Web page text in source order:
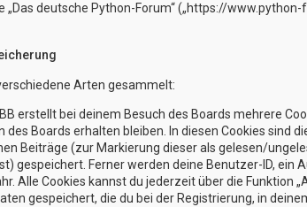
„Das deutsche Python-Forum“ („https://
Arten gesammelt:
erstellt bei deinem Besuch des Boards mehrere
Boards erhalten bleiben. In diesen Cookies
Beiträge (zur Markierung dieser als gelesen/
gespeichert. Ferner werden deine Benutzer-ID,
Alle Cookies kannst du jederzeit über die Funktion
gespeichert, die du bei der Registrierung, in